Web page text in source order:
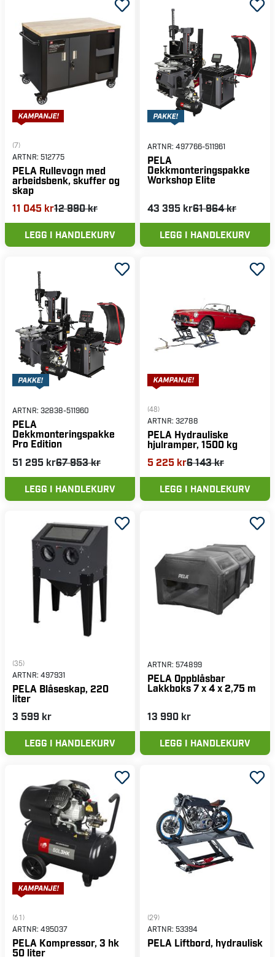
(7)
ARTNR: 512775
PELA Rullevogn med
arbeidsbenk, skuffer og
skap
11 045 kr12 990 kr
LEGG I HANDLEKURV
ARTNR: 497766-511961
PELA
Dekkmonteringspakke
Workshop Elite
43 395 kr61 964 kr
LEGG I HANDLEKURV
ARTNR: 32838-511960
PELA
Dekkmonteringspakke
Pro Edition
51 295 kr67 953 kr
LEGG I HANDLEKURV
(48)
ARTNR: 32788
PELA Hydrauliske
hjulramper, 1500 kg
5 225 kr6 143 kr
LEGG I HANDLEKURV
(35)
ARTNR: 497931
PELA Blåseskap, 220
liter
3 599 kr
LEGG I HANDLEKURV
ARTNR: 574899
PELA Oppblåsbar
Lakkboks 7 x 4 x 2,75 m
13 990 kr
LEGG I HANDLEKURV
(61)
ARTNR: 495037
PELA Kompressor, 3 hk
50 liter
(29)
ARTNR: 53394
PELA Liftbord, hydraulisk